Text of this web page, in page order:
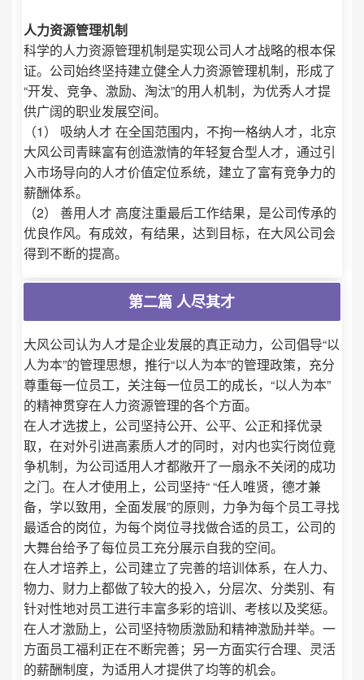
人力资源管理机制
科学的人力资源管理机制是实现公司人才战略的根本保
证。公司始终坚持建立健全人力资源管理机制，形成了
“开发、竞争、激励、淘汰”的用人机制，为优秀人才提
供广阔的职业发展空间。
（1） 吸纳人才 在全国范围内，不拘一格纳人才，北京
大风公司青睐富有创造激情的年轻复合型人才，通过引
入市场导向的人才价值定位系统，建立了富有竞争力的
薪酬体系。
（2） 善用人才 高度注重最后工作结果，是公司传承的
优良作风。有成效，有结果，达到目标，在大风公司会
得到不断的提高。
第二篇 人尽其才
大风公司认为人才是企业发展的真正动力，公司倡导“以
人为本”的管理思想，推行“以人为本”的管理政策，充分
尊重每一位员工，关注每一位员工的成长，“以人为本”
的精神贯穿在人力资源管理的各个方面。
在人才选拔上，公司坚持公开、公平、公正和择优录
取，在对外引进高素质人才的同时，对内也实行岗位竟
争机制，为公司适用人才都敞开了一扇永不关闭的成功
之门。在人才使用上，公司坚持“ “任人唯贤，德才兼
备，学以致用，全面发展”的原则，力争为每个员工寻找
最适合的岗位，为每个岗位寻找做合适的员工，公司的
大舞台给予了每位员工充分展示自我的空间。
在人才培养上，公司建立了完善的培训体系，在人力、
物力、财力上都做了较大的投入，分层次、分类别、有
针对性地对员工进行丰富多彩的培训、考核以及奖惩。
在人才激励上，公司坚持物质激励和精神激励并举。一
方面员工福利正在不断完善；另一方面实行合理、灵活
的薪酬制度，为适用人才提供了均等的机会。